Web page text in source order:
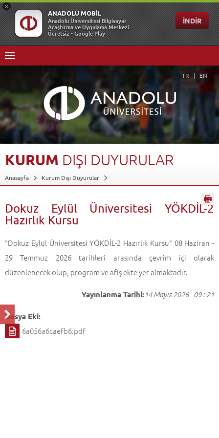
TR EN
KURUM DIŞI DUYURULAR
Anasayfa
Kurum Dışı Duyurular
Dokuz Eylül Üniversitesi YÖKDİL-2
Hazırlık Kursu
"Dokuz Eylül Üniversitesi YÖKDİL-2 Hazırlık Kursu" 08 Haziran -
29 Temmuz 2026 tarihleri arasında çevrim içi olarak
düzenlenecek olup, program ve afiş ekte yer almaktadır.
Yayınlanma Tarihi: 14 Mayıs 2026 - 09 : 21
Dosya Eki:
6a056a6caefb6.pdf